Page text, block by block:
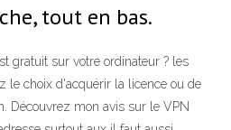
tout en bas.
gratuit sur votre ordinateur ? les
le choix d'acquérir la licence ou de
Découvrez mon avis sur le VPN